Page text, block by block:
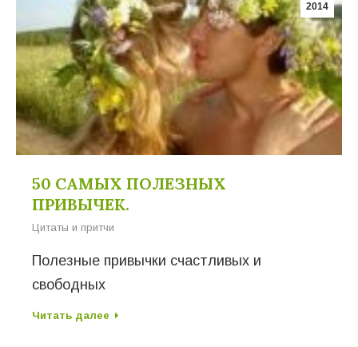
2014
50 САМЫХ ПОЛЕЗНЫХ
ПРИВЫЧЕК.
Цитаты и притчи
Полезные привычки счастливых и
свободных
Читать далее